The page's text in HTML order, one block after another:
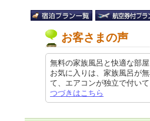
お客さまの声
無料の家族風呂と快適な部
お気に入りは、家族風呂が
て、エアコンが独立で付い
つづきはこちら